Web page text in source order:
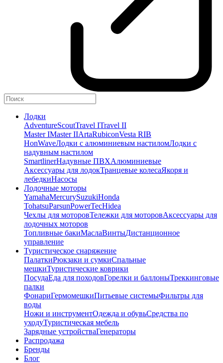
Лодки
AdventureScoutTravel ITravel II
Master IMaster IIArtaRubiconVesta RIB
HonWaveЛодки с алюминиевым настиломЛодки с
надувным настилом
SmartlinerНадувные ПВХАлюминиевые
Аксессуары для лодокТранцевые колесаЯкоря и
лебедкиНасосы
Лодочные моторы
YamahaMercurySuzukiHonda
TohatsuParsunPowerTecHidea
Чехлы для моторовТележки для моторовАксессуары для
лодочных моторов
Топливные бакиМаслаВинтыДистанционное
управление
Туристическое снаряжение
ПалаткиРюкзаки и сумкиСпальные
мешкиТуристические коврики
ПосудаЕда для походовГорелки и баллоныТреккинговые
палки
ФонариГермомешкиПитьевые системыФильтры для
воды
Ножи и инструментОдежда и обувьСредства по
уходуТуристическая мебель
Зарядные устройстваГенераторы
Распродажа
Бренды
Блог